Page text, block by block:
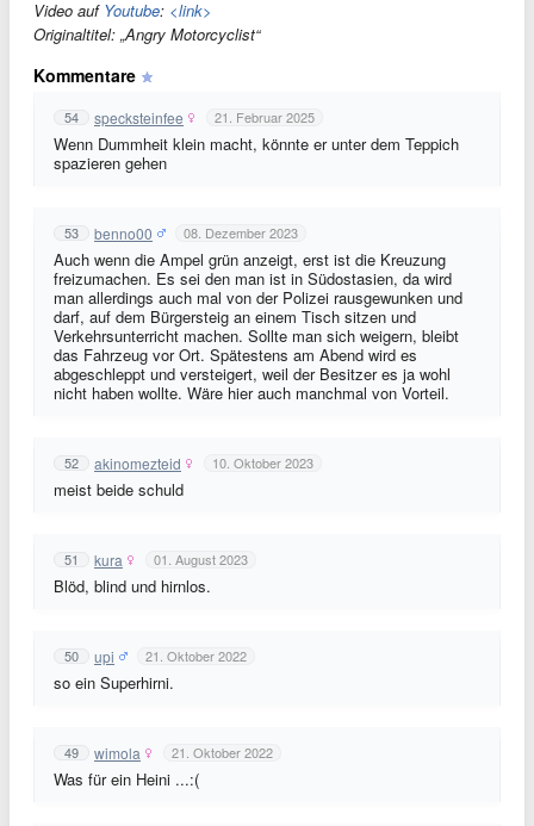
Video auf Youtube: <link>
Originaltitel: „Angry Motorcyclist“
Kommentare
54 specksteinfee 21. Februar 2025
Wenn Dummheit klein macht, könnte er unter dem Teppich
spazieren gehen
53 benno00 08. Dezember 2023
Auch wenn die Ampel grün anzeigt, erst ist die Kreuzung
freizumachen. Es sei den man ist in Südostasien, da wird
man allerdings auch mal von der Polizei rausgewunken und
darf, auf dem Bürgersteig an einem Tisch sitzen und
Verkehrsunterricht machen. Sollte man sich weigern, bleibt
das Fahrzeug vor Ort. Spätestens am Abend wird es
abgeschleppt und versteigert, weil der Besitzer es ja wohl
nicht haben wollte. Wäre hier auch manchmal von Vorteil.
52 akinomezteid 10. Oktober 2023
meist beide schuld
51 kura 01. August 2023
Blöd, blind und hirnlos.
50 upi 21. Oktober 2022
so ein Superhirni.
49 wimola 21. Oktober 2022
Was für ein Heini ...:(